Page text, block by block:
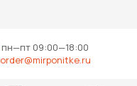
пн—пт 09:00—18:00
order@mirponitke.ru